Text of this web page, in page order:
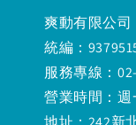
爽動有限公司
統編：
服務專線：
營業時間：週